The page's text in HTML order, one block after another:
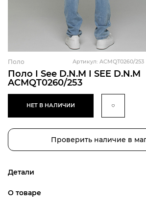
Поло I See D.N.M I SEE D.N.M
ACMQT0260/253
Поло Артикул: ACMQT0260/253
НЕТ В НАЛИЧИИ
Проверить наличие в
Детали
О товаре